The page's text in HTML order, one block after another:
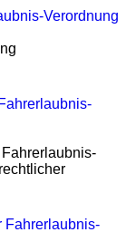
Verordnung
Fahrerlaubnis-